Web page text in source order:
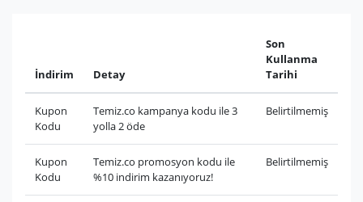
İndirim Detay
Son
Kullanma
Tarihi
Kupon
Kodu
Temiz.co kampanya kodu ile 3
yolla 2 öde
Belirtilmemiş
Kupon
Kodu
Temiz.co promosyon kodu ile
%10 indirim kazanıyoruz!
Belirtilmemiş